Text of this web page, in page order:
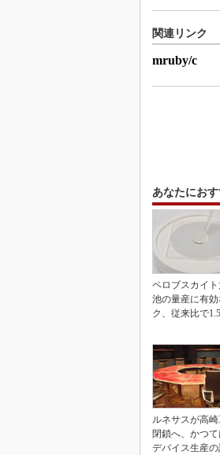
関連リンク
mruby/c
あなたにお
ペロブスカイ
池の量産に有効
ク、従来比で1.5
ルネサスが高
閉鎖へ、かつて
デバイス生産の